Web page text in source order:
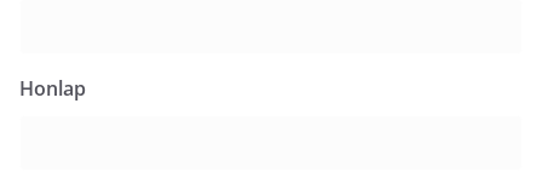
Honlap